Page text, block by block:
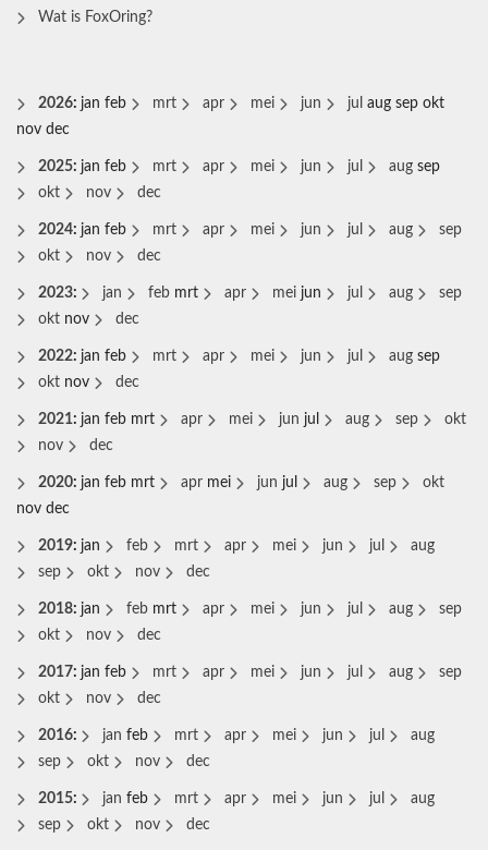
Wat is FoxOring?
2026: jan feb mrt apr mei jun jul aug sep okt
nov dec
2025: jan feb mrt apr mei jun jul aug sep
okt
nov dec
2024: jan feb mrt apr mei jun jul aug
sep
okt
nov dec
2023: jan feb mrt apr mei jun jul aug
sep
okt nov dec
2022: jan feb mrt apr mei jun jul aug sep
okt nov dec
2021: jan feb mrt apr mei jun jul aug sep
okt
nov
dec
2020: jan feb mrt apr mei jun jul aug sep
okt
nov dec
2019: jan feb mrt apr mei jun jul
aug
sep
okt nov dec
2018: jan feb mrt apr mei jun jul aug
sep
okt
nov dec
2017: jan feb mrt apr mei jun jul aug
sep
okt
nov dec
2016: jan feb mrt apr mei jun jul
aug
sep
okt nov dec
2015: jan feb mrt apr mei jun jul
aug
sep
okt nov dec